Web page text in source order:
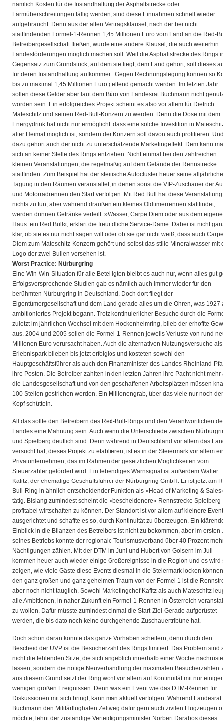
nämlich Kosten für die Instandhaltung der Asphaltstrecke oder
Lärmüberschreitungen fällig werden, sind diese Einnahmen schnell wieder
aufgebraucht. Denn aus der alten Vertragsklausel, nach der bei nicht
stattfindenden Formel-1-Rennen 1,45 Millionen Euro vom Land an die Red-
Betreibergesellschaft fließen, wurde eine andere Klausel, die auch weiterhin
Landesförderungen möglich machen soll: Weil die Asphaltstrecke des Rings
Gegensatz zum Grundstück, auf dem sie liegt, dem Land gehört, soll dieses
für deren Instandhaltung aufkommen. Gegen Rechnungslegung können so
bis zu maximal 1,45 Millionen Euro geltend gemacht werden. Im letzten Jahr
sollen diese Gelder aber laut dem Büro von Landesrat Buchmann nicht
worden sein. Ein erfolgreiches Projekt scheint es also vor allem für Dietrich
Mateschitz und seinen Red-Bull-Konzern zu werden. Denn die Dose mit dem
Energydrink hat nicht nur ermöglicht, dass eine solche Investition in
alter Heimat möglich ist, sondern der Konzern soll davon auch profitieren. Und
dazu gehört auch der nicht zu unterschätzende Marketingeffekt. Dem kann
sich an keiner Stelle des Rings entziehen. Nicht einmal bei den zahlreichen
kleinen Veranstaltungen, die regelmäßig auf dem Gelände der Rennstrecke
stattfinden. Zum Beispiel hat der steirische Autocluster heuer seine alljährliche
Tagung in den Räumen veranstaltet, in denen sonst die VIP-Zuschauer der
und Motorradrennen den Start verfolgen. Mit Red Bull hat diese Veranstaltung
nichts zu tun, aber während draußen ein kleines Oldtimerrennen stattfindet,
werden drinnen Getränke verteilt: »Wasser, Carpe Diem oder aus dem
Haus: ein Red Bull«, erklärt die freundliche Service-Dame. Dabei ist nicht
klar, ob sie es nur nicht sagen will oder ob sie gar nicht weiß, dass auch Carpe
Diem zum Mateschitz-Konzern gehört und selbst das stille Mineralwasser mit
Logo der zwei Bullen versehen ist.
Worst Practice: Nürburgring
Eine Win-Win-Situation für alle Beteiligten bleibt es auch nur, wenn alles gut
Erfolgsversprechende Studien gab es nämlich auch immer wieder für den
berühmten Nürburgring in Deutschland. Doch dort fliegt der
Eigentümergesellschaft und dem Land gerade alles um die Ohren, was 1927
ambitioniertes Projekt begann. Trotz kontinuierlicher Besuche durch die
zuletzt im jährlichen Wechsel mit dem Hockenheimring, blieb der erhoffte
aus. 2004 und 2005 sollen die Formel-1-Rennen jeweils Verluste von rund
Millionen Euro verursacht haben. Auch die alternativen Nutzungsversuche als
Erlebnispark blieben bis jetzt erfolglos und kosteten sowohl den
Hauptgeschäftsführer als auch den Finanzminister des Landes Rheinland-
ihre Posten. Die Betreiber zahlten in den letzten Jahren ihre Pacht nicht mehr
die Landesgesellschaft und von den geschaffenen Arbeitsplätzen müssen
100 Stellen gestrichen werden. Ein Millionengrab, über das viele nur noch
Kopf schütteln.
All das sollte den Betreibern des Red-Bull-Rings und den Verantwortlichen
Landes eine Mahnung sein. Auch wenn die Unterschiede zwischen
und Spielberg deutlich sind. Denn während in Deutschland vor allem das
versucht hat, dieses Projekt zu etablieren, ist es in der Steiermark vor allem
Privatunternehmen, das im Rahmen der gesetzlichen Möglichkeiten vom
Steuerzahler gefördert wird. Ein lebendiges Warnsignal ist außerdem Walter
Kafitz, der ehemalige Geschäftsführer der Nürburgring GmbH. Er ist jetzt am
Bull-Ring in ähnlich entscheidender Funktion als »Head of Marketing &
tätig. Bislang zumindest scheint die »bescheidenere« Rennstrecke Spielberg
profitabel wirtschaften zu können. Der Standort ist vor allem auf kleinere
ausgerichtet und schaffte es so, durch Kontinuität zu überzeugen. Ein
Einblick in die Bilanzen des Betreibers ist nicht zu bekommen, aber im ersten
seines Betriebs konnte der regionale Tourismusverband über 40 Prozent
Nächtigungen zählen. Mit der DTM im Juni und Hubert von Goisern im Juli
kommen heuer auch wieder einige Großereignisse in die Region und es wird
zeigen, wie viele Gäste diese Events diesmal in die Steiermark locken
den ganz großen und ganz geheimen Traum von der Formel 1 ist die
aber noch nicht tauglich. Sowohl Marketingchef Kafitz als auch Mateschitz
alle Ambitionen, in naher Zukunft ein Formel-1-Rennen in Österreich
zu wollen. Dafür müsste zumindest einmal die Start-Ziel-Gerade aufgerüstet
werden, die bis dato noch keine durchgehende Zuschauertribüne hat.
Doch schon daran könnte das ganze Vorhaben scheitern, denn durch den
Bescheid der UVP ist die Besucherzahl des Rings limitiert. Das Problem sind
nicht die fehlenden Sitze, die sich angeblich innerhalb einer Woche
lassen, sondern die nötige Neuverhandlung der maximalen Besucherzahlen.
aus diesem Grund setzt der Ring wohl vor allem auf Kontinuität mit nur
wenigen großen Ereignissen. Denn was ein Event wie das DTM-Rennen für
Diskussionen mit sich bringt, kann man aktuell verfolgen. Während Landesrat
Buchmann den Militärflughafen Zeltweg dafür gern auch zivilen Flugzeugen
möchte, lehnt der zuständige Verteidigungsminister Norbert Darabos dieses